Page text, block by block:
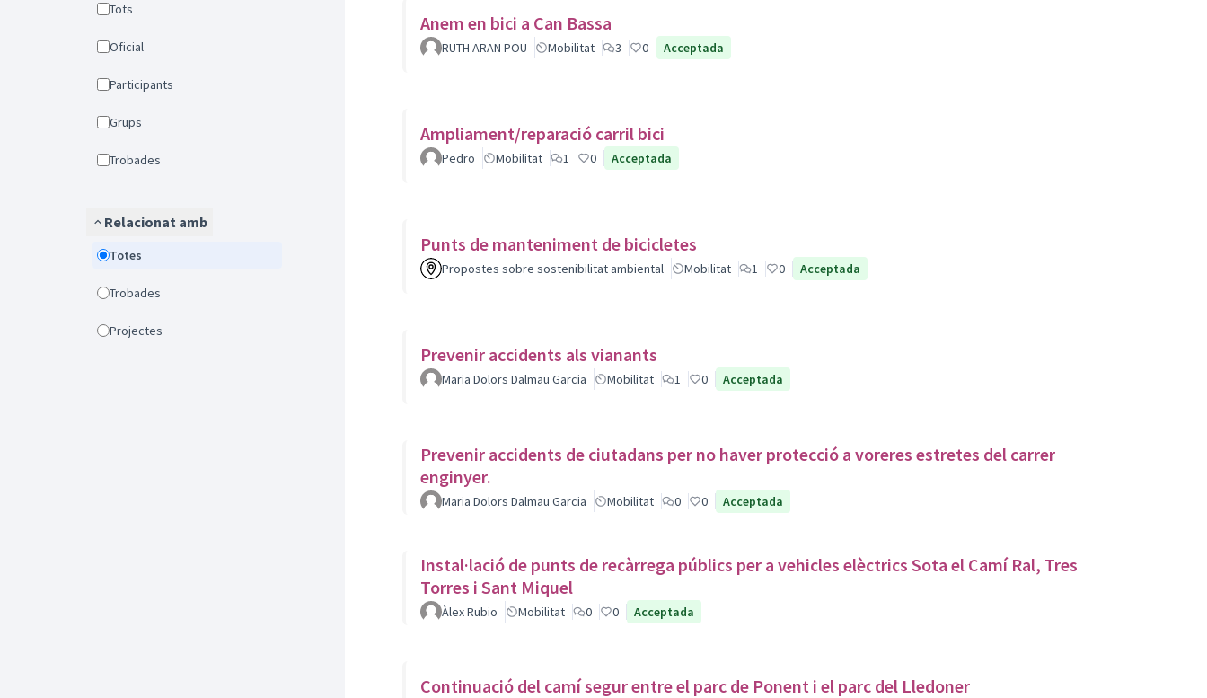
Tots
Oficial
Participants
Grups
Trobades
Relacionat amb
Totes
Trobades
Projectes
Anem en bici a Can Bassa
RUTH ARAN POU Mobilitat 3 0 Acceptada
Ampliament/reparació carril bici
Pedro Mobilitat 1 0 Acceptada
Punts de manteniment de bicicletes
Propostes sobre sostenibilitat ambiental Mobilitat 1 0 Acceptada
Prevenir accidents als vianants
Maria Dolors Dalmau Garcia Mobilitat 1 0 Acceptada
Prevenir accidents de ciutadans per no haver protecció a voreres estretes del carrer
enginyer.
Maria Dolors Dalmau Garcia Mobilitat 0 0 Acceptada
Instal·lació de punts de recàrrega públics per a vehicles elèctrics Sota el Camí Ral, Tres
Torres i Sant Miquel
Àlex Rubio Mobilitat 0 0 Acceptada
Continuació del camí segur entre el parc de Ponent i el parc del Lledoner